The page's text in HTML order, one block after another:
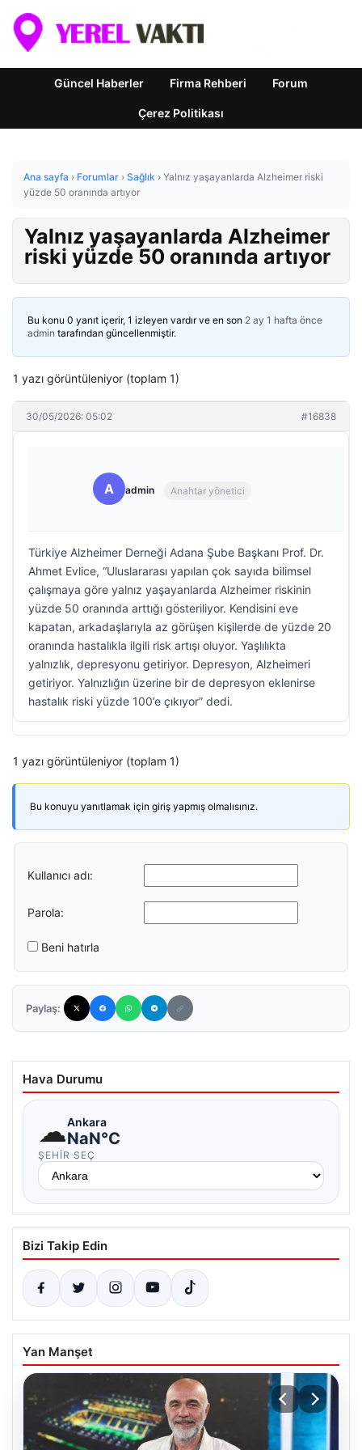
Güncel Haberler Firma Rehberi Forum
Çerez Politikası
Ana sayfa › Forumlar › Sağlık › Yalnız yaşayanlarda Alzheimer riski
yüzde 50 oranında artıyor
Yalnız yaşayanlarda Alzheimer
riski yüzde 50 oranında artıyor
Bu konu 0 yanıt içerir, 1 izleyen vardır ve en son 2 ay 1 hafta önce
admin tarafından güncellenmiştir.
1 yazı görüntüleniyor (toplam 1)
30/05/2026: 05:02 #16838
A admin Anahtar yönetici
Türkiye Alzheimer Derneği Adana Şube Başkanı Prof. Dr.
Ahmet Evlice, “Uluslararası yapılan çok sayıda bilimsel
çalışmaya göre yalnız yaşayanlarda Alzheimer riskinin
yüzde 50 oranında arttığı gösteriliyor. Kendisini eve
kapatan, arkadaşlarıyla az görüşen kişilerde de yüzde 20
oranında hastalıkla ilgili risk artışı oluyor. Yaşlılıkta
yalnızlık, depresyonu getiriyor. Depresyon, Alzheimeri
getiriyor. Yalnızlığın üzerine bir de depresyon eklenirse
hastalık riski yüzde 100’e çıkıyor” dedi.
1 yazı görüntüleniyor (toplam 1)
Bu konuyu yanıtlamak için giriş yapmış olmalısınız.
Kullanıcı adı:
Parola:
Beni hatırla
Paylaş:
Hava Durumu
☁Ankara
NaN°C
ŞEHIR SEÇ
Bizi Takip Edin
Yan Manşet